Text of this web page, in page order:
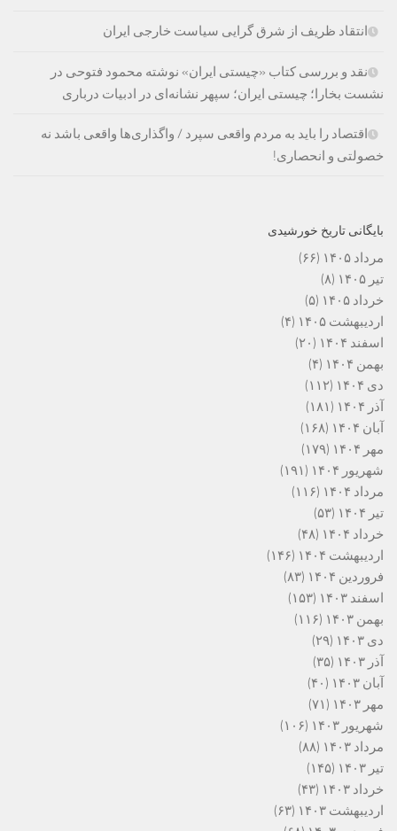
انتقاد ظریف از شرق گرایی سیاست خارجی ایران
نقد و بررسی کتاب «چیستی ایران» نوشته محمود فتوحی در
نشست بخارا؛ چیستی ایران؛ سپهر نشانه‌ای در ادبیات درباری
اقتصاد را باید به مردم واقعی سپرد / واگذاری‌ها واقعی باشد نه
خصولتی و انحصاری!
بایگانی تاریخ خورشیدی
مرداد ۱۴۰۵
(۶۶)
تیر ۱۴۰۵
(۸)
خرداد ۱۴۰۵
(۵)
اردیبهشت ۱۴۰۵
(۴)
اسفند ۱۴۰۴
(۲۰)
بهمن ۱۴۰۴
(۴)
دی ۱۴۰۴
(۱۱۲)
آذر ۱۴۰۴
(۱۸۱)
آبان ۱۴۰۴
(۱۶۸)
مهر ۱۴۰۴
(۱۷۹)
شهریور ۱۴۰۴
(۱۹۱)
مرداد ۱۴۰۴
(۱۱۶)
تیر ۱۴۰۴
(۵۳)
خرداد ۱۴۰۴
(۴۸)
اردیبهشت ۱۴۰۴
(۱۴۶)
فروردین ۱۴۰۴
(۸۳)
اسفند ۱۴۰۳
(۱۵۳)
بهمن ۱۴۰۳
(۱۱۶)
دی ۱۴۰۳
(۲۹)
آذر ۱۴۰۳
(۳۵)
آبان ۱۴۰۳
(۴۰)
مهر ۱۴۰۳
(۷۱)
شهریور ۱۴۰۳
(۱۰۶)
مرداد ۱۴۰۳
(۸۸)
تیر ۱۴۰۳
(۱۴۵)
خرداد ۱۴۰۳
(۴۳)
اردیبهشت ۱۴۰۳
(۶۳)